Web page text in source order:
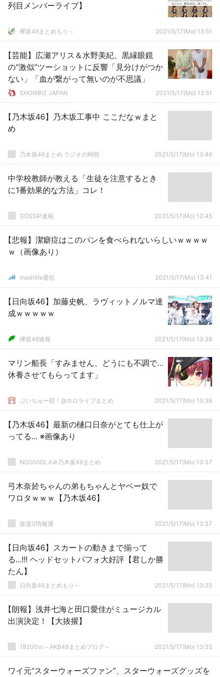
列目メンバーライブ】
欅坂46まとめもり～ 2021/5/17(Mo) 13:51
【芸能】広瀬アリス＆水野美紀、黒縁眼鏡
の“激似”ツーショットに反響「見分けがつか
ない」「血が繋がって無いのが不思議」
SHOWBIZ JAPAN 2021/5/17(Mo) 13:51
【乃木坂46】乃木坂工事中 ここだなｗまと
め
乃木坂46まとめ ラジオの時間 2021/5/17(Mo) 13:46
中学校教師が教える「生徒を注意するとき
に1番効果的な方法」コレ！
GOSSIP速報 2021/5/17(Mo) 13:45
【悲報】潔癖症はこのパンを食べられないらしいｗｗｗｗ
ｗ（画像あり）
mashlife通信 2021/5/17(Mo) 13:41
【日向坂46】加藤史帆、ラヴィットノルマ達
成ｗｗｗｗｗ
欅坂46速報 2021/5/17(Mo) 13:38
マリン船長「すみません、どうにも不調で…
休養させてもらってます」
ぶいちゅー部！@ホロライブまとめ 2021/5/17(Mo) 13:38
【乃木坂46】最新の樋口日奈がとても仕上が
ってる... ※画像あり
NOGIVIOLA＠乃木坂46まとめ 2021/5/17(Mo) 13:37
弓木奈於ちゃんの弟もちゃんとヤベー奴で
ワロタｗｗｗ【乃木坂46】
坂道G情報通 2021/5/17(Mo) 13:37
【日向坂46】スカートの動きまで揃って
る...!!! ヘッドセットパフォ大好評【君しか勝
たん】
日向坂46まとめもり～ 2021/5/17(Mo) 13:35
【朗報】浅井七海と田口愛佳がミュージカル
出演決定！【大抜擢】
18300ｍ～AKB48まとめブログ～ 2021/5/17(Mo) 13:35
ワイ元“スターウォーズファン”、スターウォーズグッズを